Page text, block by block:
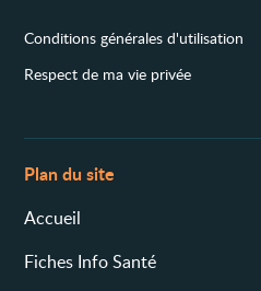
Conditions générales d'utilisation
Respect de ma vie privée
Plan du site
Accueil
Fiches Info Santé